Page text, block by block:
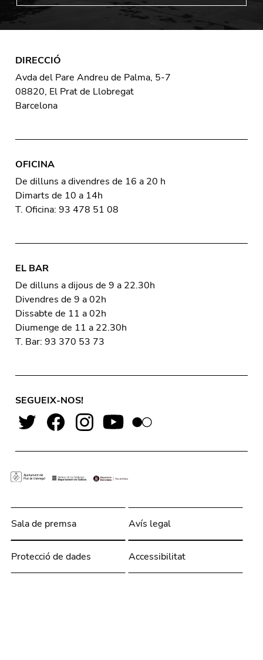
DIRECCIÓ
Avda del Pare Andreu de Palma, 5-7
08820, El Prat de Llobregat
Barcelona
OFICINA
De dilluns a divendres de 16 a 20 h
Dimarts de 10 a 14h
T. Oficina: 93 478 51 08
EL BAR
De dilluns a dijous de 9 a 22.30h
Divendres de 9 a 02h
Dissabte de 11 a 02h
Diumenge de 11 a 22.30h
T. Bar: 93 370 53 73
SEGUEIX-NOS!
Sala de premsa Avís legal
Protecció de dades Accessibilitat